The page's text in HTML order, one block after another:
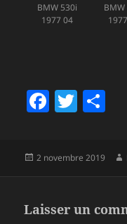
BMW 530i
1977 04
F
e
o
T
er
rt
a
Publié
2 novembre 2019
Laisser un